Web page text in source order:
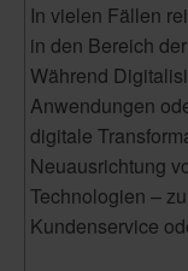
In vielen Fällen
in den Bereich
Während
Anwendungen
digitale
Neuausrichtung
Technologien –
Kundenservice